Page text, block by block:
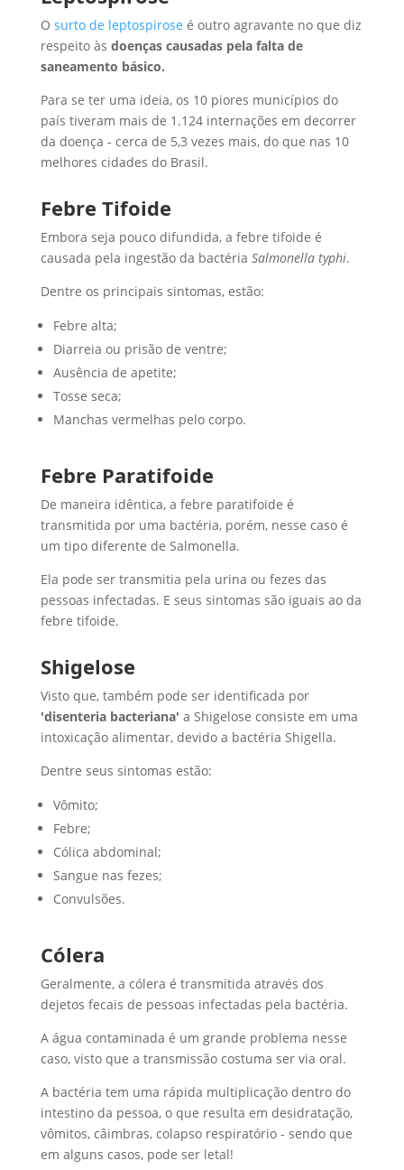
O surto de leptospirose é outro agravante no que diz
respeito às doenças causadas pela falta de
saneamento básico.
Para se ter uma ideia, os 10 piores municípios do
país tiveram mais de 1.124 internações em decorrer
da doença - cerca de 5,3 vezes mais, do que nas 10
melhores cidades do Brasil.
Febre Tifoide
Embora seja pouco difundida, a febre tifoide é
causada pela ingestão da bactéria Salmonella typhi.
Dentre os principais sintomas, estão:
Febre alta;
Diarreia ou prisão de ventre;
Ausência de apetite;
Tosse seca;
Manchas vermelhas pelo corpo.
Febre Paratifoide
De maneira idêntica, a febre paratifoide é
transmitida por uma bactéria, porém, nesse caso é
um tipo diferente de Salmonella.
Ela pode ser transmitia pela urina ou fezes das
pessoas infectadas. E seus sintomas são iguais ao da
febre tifoide.
Shigelose
Visto que, também pode ser identificada por
'disenteria bacteriana' a Shigelose consiste em uma
intoxicação alimentar, devido a bactéria Shigella.
Dentre seus sintomas estão:
Vômito;
Febre;
Cólica abdominal;
Sangue nas fezes;
Convulsões.
Cólera
Geralmente, a cólera é transmitida através dos
dejetos fecais de pessoas infectadas pela bactéria.
A água contaminada é um grande problema nesse
caso, visto que a transmissão costuma ser via oral.
A bactéria tem uma rápida multiplicação dentro do
intestino da pessoa, o que resulta em desidratação,
vômitos, câimbras, colapso respiratório - sendo que
em alguns casos, pode ser letal!